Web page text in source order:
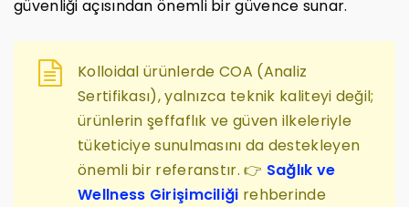
güvenliği açısından önemli bir güvence sunar.
Kolloidal ürünlerde COA (Analiz
Sertifikası), yalnızca teknik kaliteyi değil;
ürünlerin şeffaflık ve güven ilkeleriyle
tüketiciye sunulmasını da destekleyen
önemli bir referanstır. 👉 Sağlık ve
Wellness Girişimciliği rehberinde